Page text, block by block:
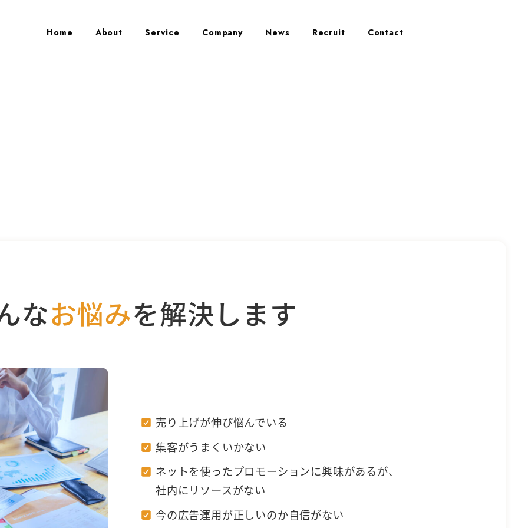
Home About Service Company News Recruit Contact
なお悩みを解決します
売り上げが伸び悩んでいる
集客がうまくいかない
ネットを使ったプロモーションに興味があるが、
社内にリソースがない
今の広告運用が正しいのか自信がない